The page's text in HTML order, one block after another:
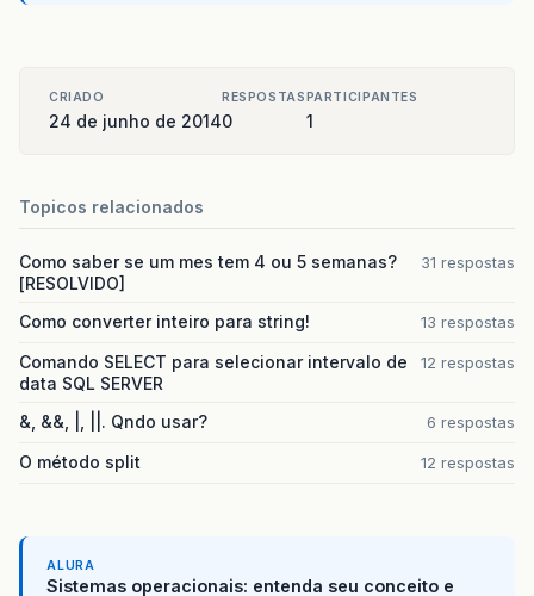
CRIADO
24 de junho de 2014
RESPOSTAS
0
PARTICIPANTES
1
Topicos relacionados
Como saber se um mes tem 4 ou 5 semanas?
[RESOLVIDO]
31 respostas
Como converter inteiro para string! 13 respostas
Comando SELECT para selecionar intervalo de
data SQL SERVER
12 respostas
&, &&, |, ||. Qndo usar? 6 respostas
O método split 12 respostas
ALURA
Sistemas operacionais: entenda seu conceito e